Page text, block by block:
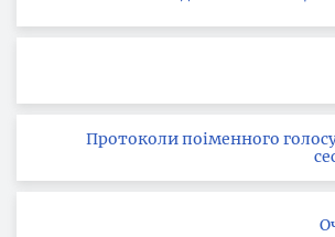
Протоколи поіменного